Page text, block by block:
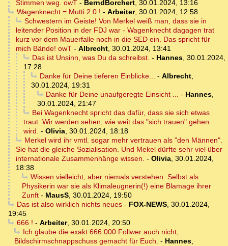
Stimmen weg. owT - BerndBorchert, 30.01.2024, 13:16
Wagenknecht = Mutti 2.0 ! - Arbeiter, 30.01.2024, 12:58
Schwestern im Geiste! Von Merkel weiß man, dass sie in
leitender Position in der FDJ war - Wagenknecht dagagen trat
kurz vor dem Mauerfalle noch in die SED ein. Das spricht für
mich Bände! owT - Albrecht, 30.01.2024, 13:41
Das ist Unsinn, was Du da schreibst. - Hannes, 30.01.2024,
17:28
Danke für Deine tieferen Einblicke... - Albrecht,
30.01.2024, 19:31
Danke für Deine unaufgeregte Einsicht ... - Hannes,
30.01.2024, 21:47
Bei Wagenknecht spricht das dafür, dass sie sich etwas
traut. Wir werden sehen, wie weit das "sich trauen" gehen
wird. - Olivia, 30.01.2024, 18:18
Merkel wird ihr vmtl. sogar mehr vertrauen als "den Männen".
Sie hat die gleiche Sozialisation. Und Mekel dürfte sehr viel über
internationale Zusammenhänge wissen. - Olivia, 30.01.2024,
18:38
Wissen vielleicht, aber niemals verstehen. Selbst als
Physikerin war sie als Klimaleugnerin(!) eine Blamage ihrer
Zunft - MausS, 30.01.2024, 19:50
Das ist also wirklich nichts neues- FOX-NEWS, 30.01.2024,
19:45
666 ! - Arbeiter, 30.01.2024, 20:50
Ich glaube die exakt 666.000 Follwer auch nicht,
Bildschirmschnappschuss gemacht für Euch. - Hannes,